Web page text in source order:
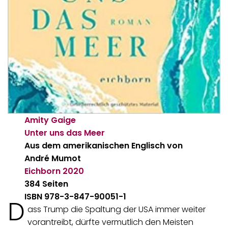
Amity Gaige
Unter uns das Meer
Aus dem amerikanischen Englisch von
André Mumot
Eichborn 2020
384 Seiten
ISBN 978-3-847-90051-1
D ass Trump die Spaltung der USA immer weiter
vorantreibt, dürfte vermutlich den Meisten